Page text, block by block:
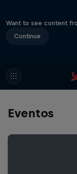
Want to see content
Continue
Eventos